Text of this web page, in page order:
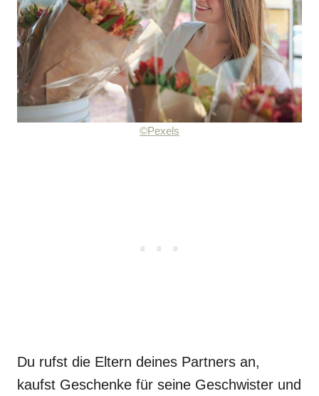
©Pexels
Du rufst die Eltern deines Partners an,
kaufst Geschenke für seine Geschwister und